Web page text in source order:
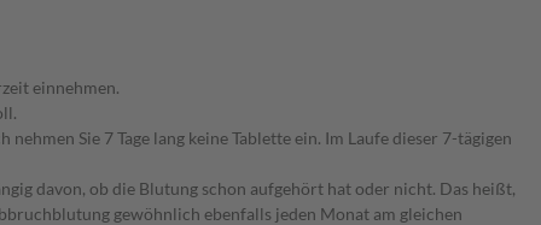
einnehmen.
Sie 7 Tage lang keine Tablette ein. Im Laufe dieser 7-tägigen
davon, ob die Blutung schon aufgehört hat oder nicht. Das heißt,
gewöhnlich ebenfalls jeden Monat am gleichen